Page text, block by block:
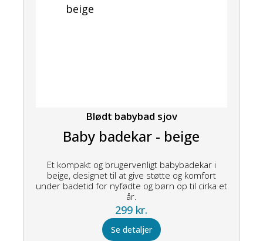
Blødt babybad sjov
Baby badekar - beige
Et kompakt og brugervenligt babybadekar i
beige, designet til at give støtte og komfort
under badetid for nyfødte og børn op til cirka et
år.
299 kr.
Se detaljer